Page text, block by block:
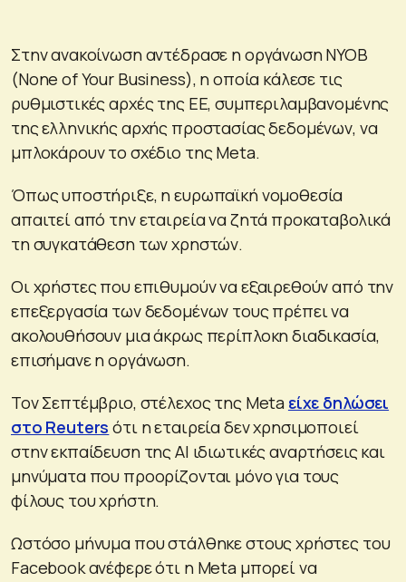
Στην ανακοίνωση αντέδρασε η οργάνωση NYOB
(None of Your Business), η οποία κάλεσε τις
ρυθμιστικές αρχές της ΕΕ, συμπεριλαμβανομένης
της ελληνικής αρχής προστασίας δεδομένων, να
μπλοκάρουν το σχέδιο της Meta.
Όπως υποστήριξε, η ευρωπαϊκή νομοθεσία
απαιτεί από την εταιρεία να ζητά προκαταβολικά
τη συγκατάθεση των χρηστών.
Οι χρήστες που επιθυμούν να εξαιρεθούν από την
επεξεργασία των δεδομένων τους πρέπει να
ακολουθήσουν μια άκρως περίπλοκη διαδικασία,
επισήμανε η οργάνωση.
Τον Σεπτέμβριο, στέλεχος της Meta είχε δηλώσει
στο Reuters ότι η εταιρεία δεν χρησιμοποιεί
στην εκπαίδευση της ΑΙ ιδιωτικές αναρτήσεις και
μηνύματα που προορίζονται μόνο για τους
φίλους του χρήστη.
Ωστόσο μήνυμα που στάλθηκε στους χρήστες του
Facebook ανέφερε ότι η Meta μπορεί να